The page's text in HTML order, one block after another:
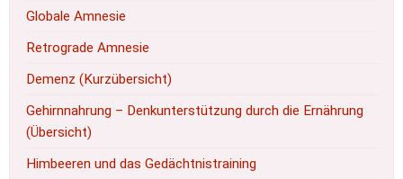
Globale Amnesie
Retrograde Amnesie
Demenz (Kurzübersicht)
Gehirnnahrung – Denkunterstützung durch die Ernährung
(Übersicht)
Himbeeren und das Gedächtnistraining